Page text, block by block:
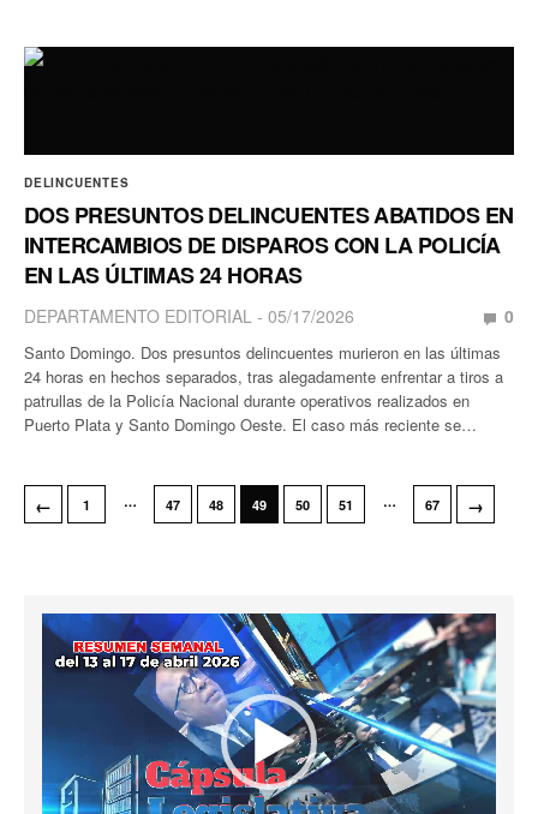
DELINCUENTES
DOS PRESUNTOS DELINCUENTES ABATIDOS EN
INTERCAMBIOS DE DISPAROS CON LA POLICÍA
EN LAS ÚLTIMAS 24 HORAS
DEPARTAMENTO EDITORIAL 05/17/2026 0
Santo Domingo. Dos presuntos delincuentes murieron en las últimas
24 horas en hechos separados, tras alegadamente enfrentar a tiros a
patrullas de la Policía Nacional durante operativos realizados en
Puerto Plata y Santo Domingo Oeste. El caso más reciente se…
← 1 … 47 48 49 50 51 … 67 →
Reproductor
vídeo